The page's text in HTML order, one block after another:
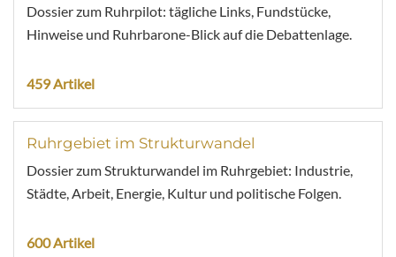
Dossier zum Ruhrpilot: tägliche Links, Fundstücke,
Hinweise und Ruhrbarone-Blick auf die Debattenlage.
459 Artikel
Ruhrgebiet im Strukturwandel
Dossier zum Strukturwandel im Ruhrgebiet: Industrie,
Städte, Arbeit, Energie, Kultur und politische Folgen.
600 Artikel